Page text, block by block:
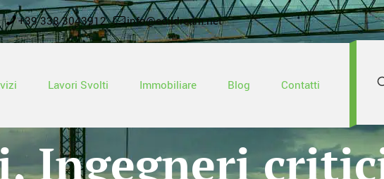
+39 338 3043912 info@edildream.net
Lavori Svolti Immobiliare Blog Contatti
Ingegneri